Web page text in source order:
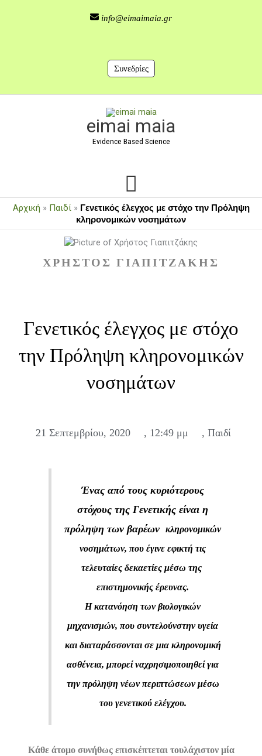
info@eimaimaia.gr
Συνεδρίες
eimai maia
Evidence Based Science
Κύριο
Μενού
Αρχική » Παιδί» Γενετικός έλεγχος με στόχο την Πρόληψη
κληρονομικών νοσημάτων
ΧΡΉΣΤΟΣ ΓΙΑΠΙΤΖΆΚΗΣ
Γενετικός έλεγχος με στόχο
την Πρόληψη κληρονομικών
νοσημάτων
21 Σεπτεμβρίου, 2020 , 12:49 μμ , Παιδί
Ένας από τους κυριότερους
στόχους της Γενετικής είναι η
πρόληψη των βαρέωνκληρονομικών
νοσημάτων, που έγινε εφικτή τις
τελευταίες δεκαετίες μέσω της
επιστημονικής έρευνας.
Η κατανόηση των βιολογικών
μηχανισμών, που συντελούνστην υγεία
και διαταράσσονται σε μια κληρονομική
ασθένεια, μπορεί ναχρησιμοποιηθεί για
την πρόληψη νέων περιπτώσεων μέσω
του γενετικού ελέγχου.
Κάθε άτομο συνήθως επισκέπτεται τουλάχιστον μία